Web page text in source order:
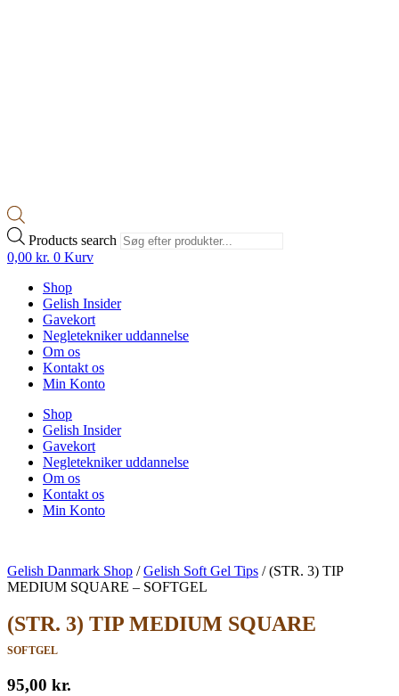
Products search
0,00 kr. 0 Kurv
Shop
Gelish Insider
Gavekort
Negletekniker uddannelse
Om os
Kontakt os
Min Konto
Shop
Gelish Insider
Gavekort
Negletekniker uddannelse
Om os
Kontakt os
Min Konto
Gelish Danmark Shop /Gelish Soft Gel Tips /(STR. 3) TIP
MEDIUM SQUARE – SOFTGEL
(STR. 3) TIP MEDIUM SQUARE
SOFTGEL
95,00 kr.